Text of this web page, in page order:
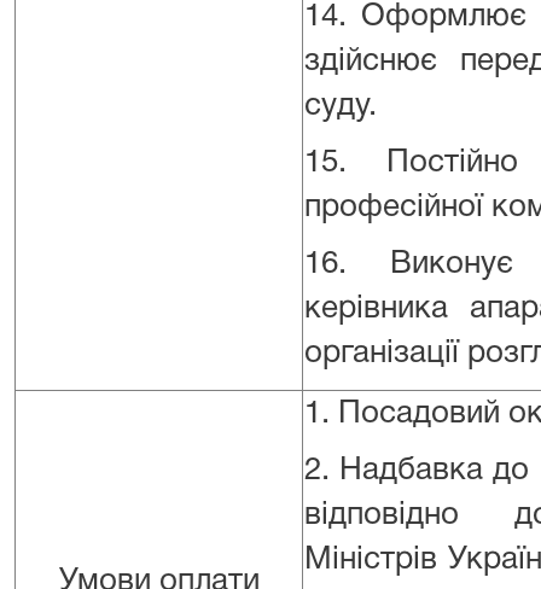
14. Оформлює
здійснює
суду.
15. Постійно
професійної
16. Виконує
керівника
організації
Умови оплати
1. Посадовий
2. Надбавка до
відповідно
Міністрів